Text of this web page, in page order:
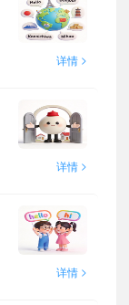
详情 >
详情 >
详情 >